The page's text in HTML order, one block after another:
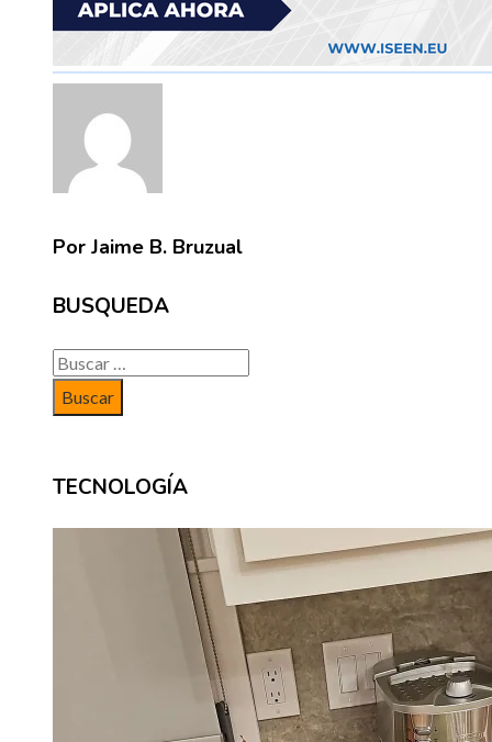
Por Jaime B. Bruzual
BUSQUEDA
Buscar:
TECNOLOGÍA